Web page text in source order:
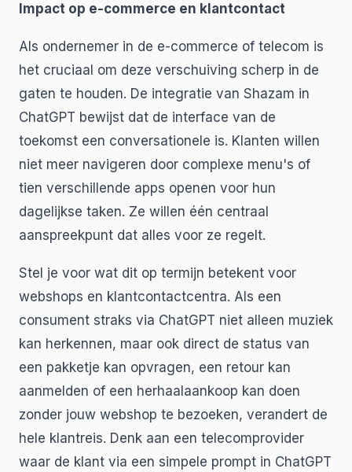
Impact op e-commerce en klantcontact
Als ondernemer in de e-commerce of telecom is
het cruciaal om deze verschuiving scherp in de
gaten te houden. De integratie van Shazam in
ChatGPT bewijst dat de interface van de
toekomst een conversationele is. Klanten willen
niet meer navigeren door complexe menu's of
tien verschillende apps openen voor hun
dagelijkse taken. Ze willen één centraal
aanspreekpunt dat alles voor ze regelt.
Stel je voor wat dit op termijn betekent voor
webshops en klantcontactcentra. Als een
consument straks via ChatGPT niet alleen muziek
kan herkennen, maar ook direct de status van
een pakketje kan opvragen, een retour kan
aanmelden of een herhaalaankoop kan doen
zonder jouw webshop te bezoeken, verandert de
hele klantreis. Denk aan een telecomprovider
waar de klant via een simpele prompt in ChatGPT